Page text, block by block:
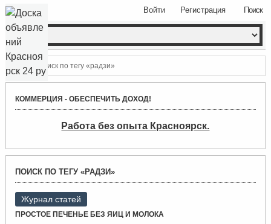
Поиск
Войти Регистрация
Поиск по тегу «радзи»
КОММЕРЦИЯ - ОБЕСПЕЧИТЬ ДОХОД!
Работа без опыта Красноярск.
ПОИСК ПО ТЕГУ «РАДЗИ»
Журнал статей
ПРОСТОЕ ПЕЧЕНЬЕ БЕЗ ЯИЦ И МОЛОКА